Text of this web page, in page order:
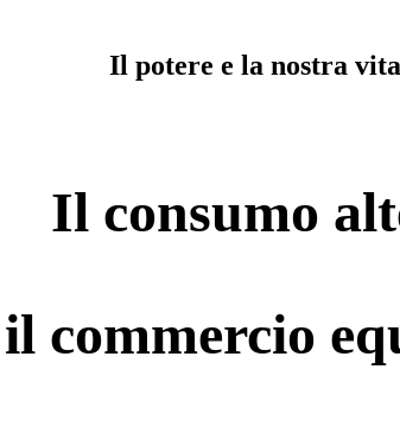
Il potere e la nostra
Il consumo
commercio